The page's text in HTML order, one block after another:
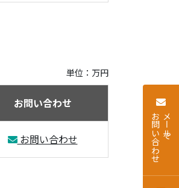
単位：万円
お問い合わせ
お問い合わせ メールで
お問い合わせ